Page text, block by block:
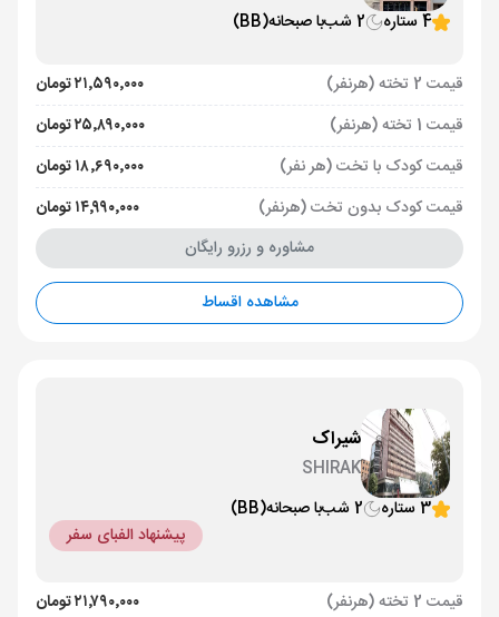
4 ستاره
2 شب با صبحانه(BB)
قیمت 2 تخته (هرنفر)
۲۱٬۵۹۰٬۰۰۰ تومان
قیمت 1 تخته (هرنفر)
۲۵٬۸۹۰٬۰۰۰ تومان
قیمت کودک با تخت (هر نفر)
۱۸٬۶۹۰٬۰۰۰ تومان
قیمت کودک بدون تخت (هرنفر)
۱۴٬۹۹۰٬۰۰۰ تومان
مشاوره و رزرو رایگان
مشاهده اقساط
شیراک
SHIRAK
3 ستاره
2 شب با صبحانه(BB)
پیشنهاد الفبای سفر
قیمت 2 تخته (هرنفر)
۲۱٬۷۹۰٬۰۰۰ تومان